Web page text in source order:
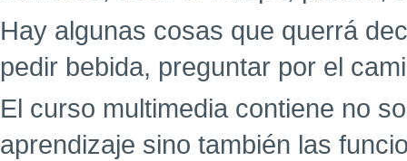
Hay algunas cosas que querrá
pedir bebida, preguntar por el
El curso multimedia contiene no
aprendizaje sino también las